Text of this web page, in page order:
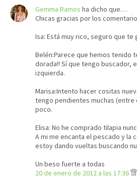
Gemma Ramos ha dicho que…
Chicas gracias por los
Isa: Está muy rico, seguro que te
Belén:Parece que hemos tenido
dorada!! Sí que tengo buscador,
izquierda.
Marisa:Intento hacer cositas
tengo pendientes muchas (entre
poco.
Elisa: No he comprado tilapia
A mi me encanta el pescado y la
estoy dando vueltas buscando
Un beso fuerte a todas
20 de enero de 2012 a las 17:36